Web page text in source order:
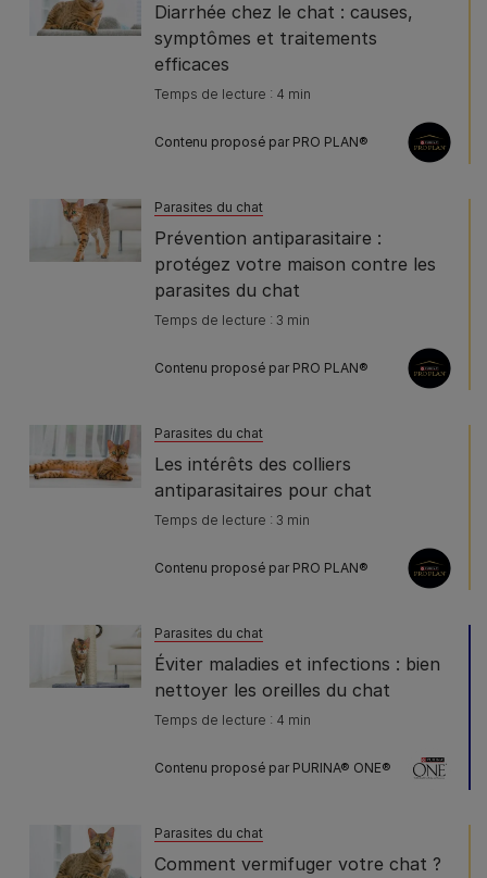
Diarrhée chez le chat : causes,
symptômes et traitements
efficaces
Temps de lecture : 4 min
Contenu proposé par PRO PLAN®
Parasites du chat
Prévention antiparasitaire :
protégez votre maison contre les
parasites du chat
Temps de lecture : 3 min
Contenu proposé par PRO PLAN®
Parasites du chat
Les intérêts des colliers
antiparasitaires pour chat
Temps de lecture : 3 min
Contenu proposé par PRO PLAN®
Parasites du chat
Éviter maladies et infections : bien
nettoyer les oreilles du chat
Temps de lecture : 4 min
Contenu proposé par PURINA® ONE®
Parasites du chat
Comment vermifuger votre chat ?